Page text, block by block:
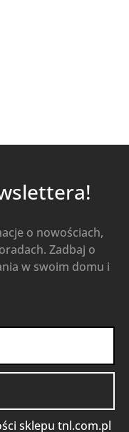
o nowościach,
Zadbaj o
w swoim domu i
sklepu tnl.com.pl